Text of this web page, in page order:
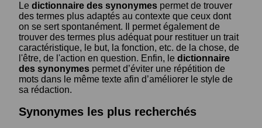
Le dictionnaire des synonymes permet de trouver
des termes plus adaptés au contexte que ceux dont
on se sert spontanément. Il permet également de
trouver des termes plus adéquat pour restituer un trait
caractéristique, le but, la fonction, etc. de la chose, de
l'être, de l'action en question. Enfin, le dictionnaire
des synonymes permet d’éviter une répétition de
mots dans le même texte afin d’améliorer le style de
sa rédaction.
Synonymes les plus recherchés